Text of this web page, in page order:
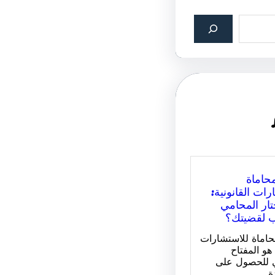
القانونية:
المحامي
لقضيتك؟
للاستشارات
هو المفتاح
للحصول على